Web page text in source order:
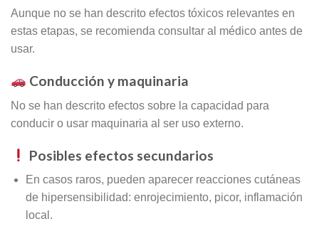
Aunque no se han descrito efectos tóxicos relevantes en
estas etapas, se recomienda consultar al médico antes de
usar.
Conducción y maquinaria
No se han descrito efectos sobre la capacidad para
conducir o usar maquinaria al ser uso externo.
Posibles efectos secundarios
En casos raros, pueden aparecer reacciones cutáneas
de hipersensibilidad: enrojecimiento, picor, inflamación
local.